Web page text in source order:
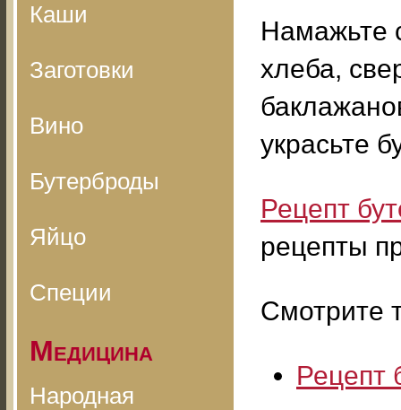
Каши
Заготовки
Вино
Бутерброды
Яйцо
Специи
Медицина
Народная
Намажьте
хлеба,
украсьте
Рецепт
рецепты
Смотрите
Рецепт